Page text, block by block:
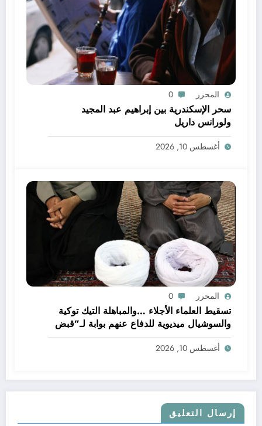
المحرر 0
سحر الإسكندرية بين إبراهيم عبد المجيد
ولورانس داريل
أغسطس 10, 2026
المحرر 0
تسقيط العلماء الأجلاء …والمباهلة التيك توكية
والسوشيال ميديوية للدفاع عنهم بوابة لـ”قبض
العلم”ونافذته !!
أغسطس 10, 2026
إرسال التعليق